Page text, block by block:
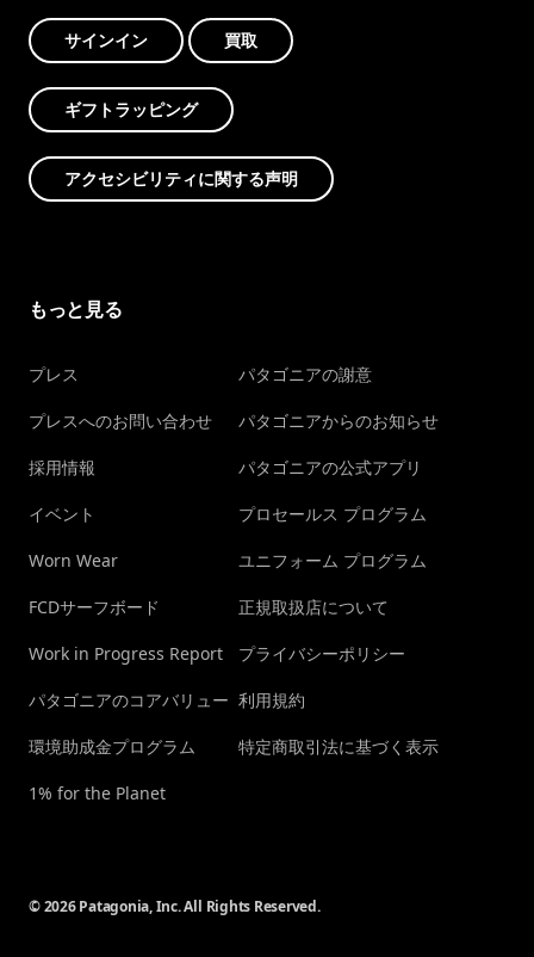
サインイン 買取
ギフトラッピング
アクセシビリティに関する声明
もっと見る
プレス
プレスへのお問い合わせ
採用情報
イベント
Worn Wear
FCDサーフボード
Work in Progress Report
パタゴニアのコアバリュー
環境助成金プログラム
1% for the Planet
パタゴニアの謝意
パタゴニアからのお知らせ
パタゴニアの公式アプリ
プロセールス プログラム
ユニフォーム プログラム
正規取扱店について
プライバシーポリシー
利用規約
特定商取引法に基づく表示
© 2026 Patagonia, Inc. All Rights Reserved.